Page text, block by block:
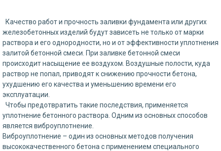
Качество работ и прочность заливки фундамента или других
железобетонных изделий будут зависеть не только от марки
раствора и его однородности, но и от эффективности уплотнения
залитой бетонной смеси. При заливке бетонной смеси
происходит насыщение ее воздухом. Воздушные полости, куда
раствор не попал, приводят к снижению прочности бетона,
ухудшению его качества и уменьшению времени его
эксплуатации.
Чтобы предотвратить такие последствия, применяется
уплотнение бетонного раствора. Одним из основных способов
является виброуплотнение.
Виброуплотнение – один из основных методов получения
высококачественного бетона с применением специального